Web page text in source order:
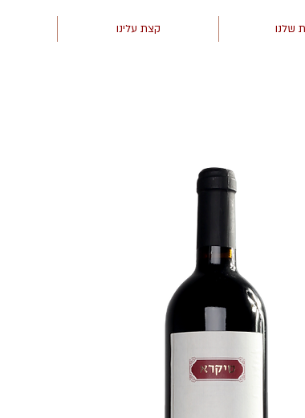
קצת עלינו שלנו